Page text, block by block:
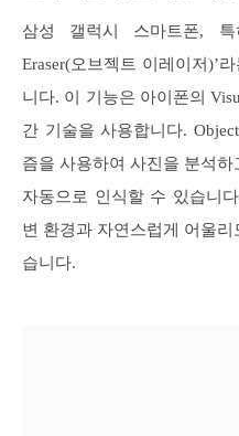
삼성 갤럭시 스마트폰, 특
Eraser(오브젝트 이레이저)’
니다. 이 기능은 아이폰의
간 기술을 사용합니다.
즘을 사용하여 사진을 분석
자동으로 인식할 수 있습니
변 환경과 자연스럽게 어울
습니다.